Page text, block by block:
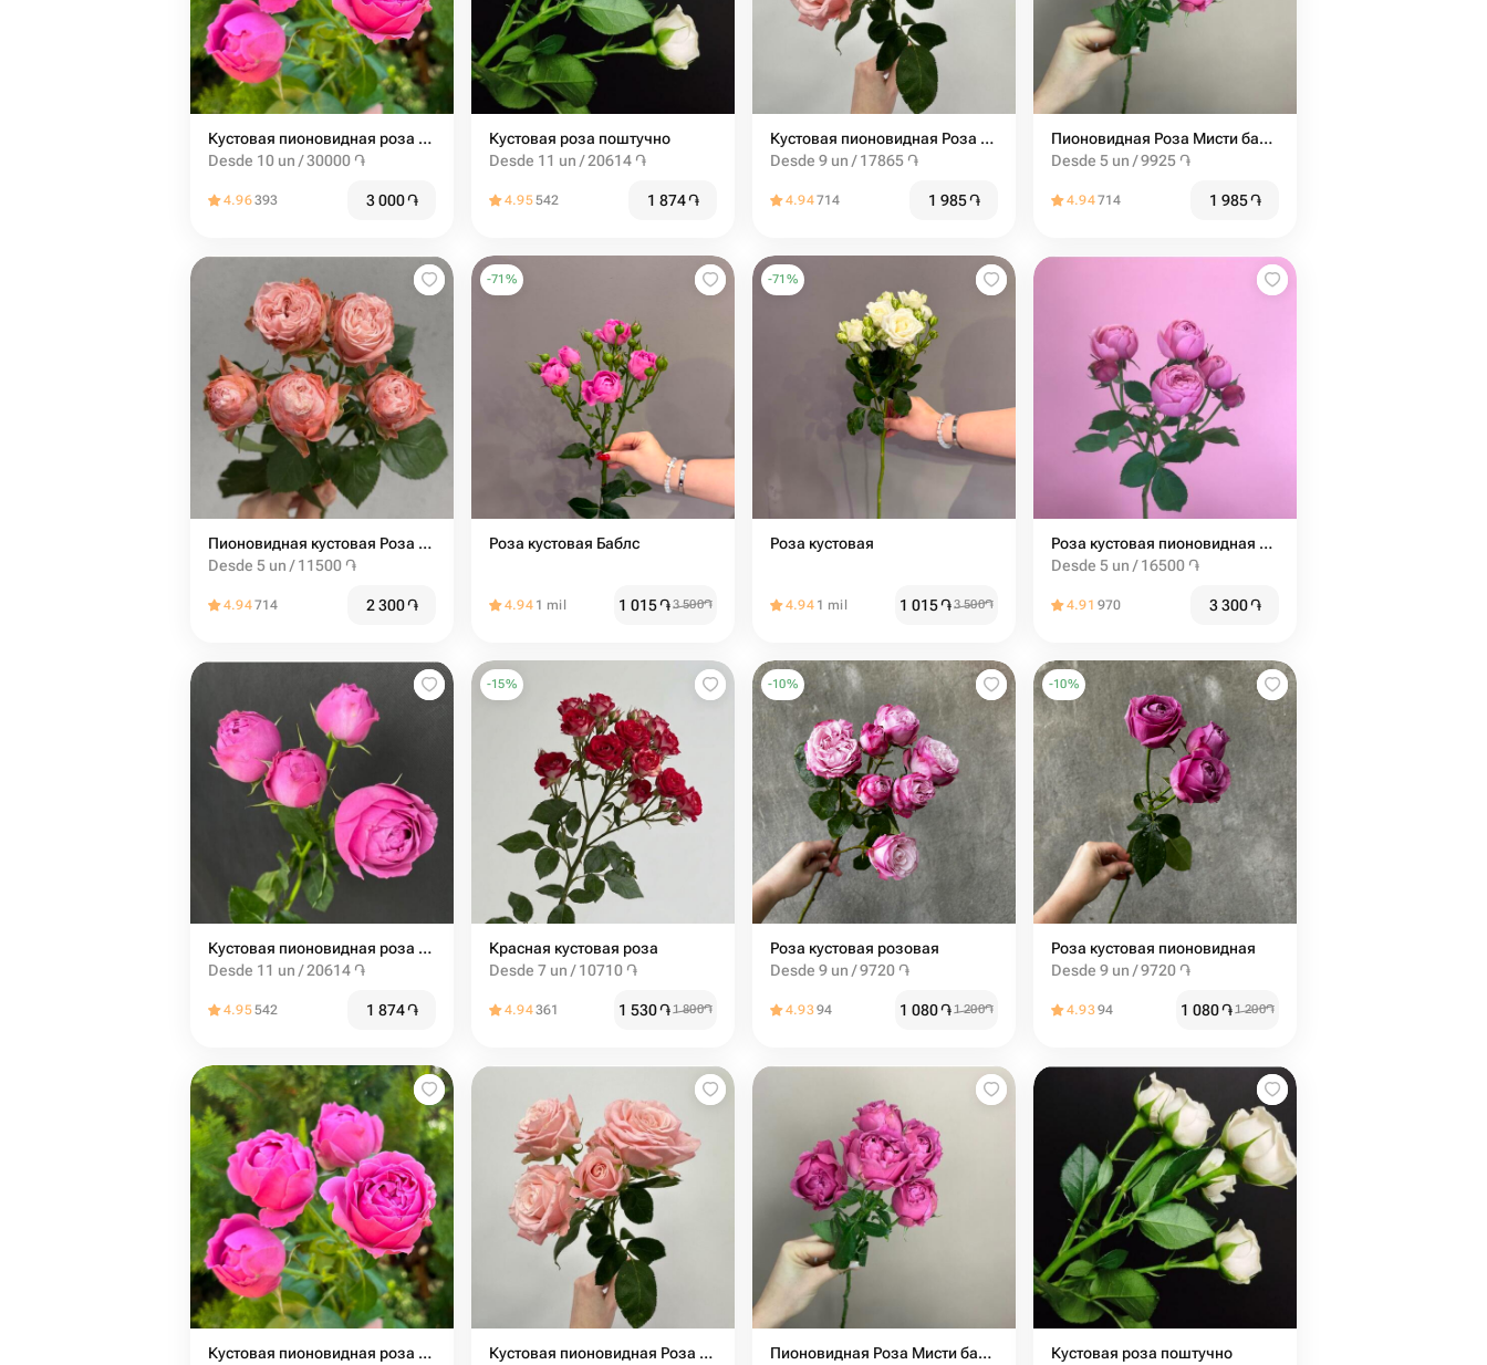
Кустовая пионовидная роза misty bubbles
Desde 10 un / 30000 ֏
4.96393 3 000֏
Кустовая роза поштучно
Desde 11 un / 20614 ֏
4.95542 1 874֏
Кустовая пионовидная Роза мадам бомбастик от 9шт
Desde 9 un / 17865 ֏
4.94714 1 985֏
Пионовидная Роза Мисти баблс от 5шт
Desde 5 un / 9925 ֏
4.94714 1 985֏
Пионовидная кустовая Роза Madam Bombastic штучно (от 5 шт)
Desde 5 un / 11500 ֏
4.94714 2 300֏
-71 %
Роза кустовая Баблс
4.94 1 mil 1 015֏3 500֏
-71 %
Роза кустовая
4.94 1 mil 1 015֏3 500֏
Роза кустовая пионовидная Сильва Пинк от 5шт
Desde 5 un / 16500 ֏
4.91 970 3 300֏
Кустовая пионовидная роза мисти баблс 60см
Desde 11 un / 20614 ֏
4.95542 1 874֏
-15%
Красная кустовая роза
Desde 7 un / 10710 ֏
4.94361 1 530֏1 800֏
-10%
Роза кустовая розовая
Desde 9 un / 9720 ֏
4.9394 1 080֏1 200֏
-10%
Роза кустовая пионовидная
Desde 9 un / 9720 ֏
4.9394 1 080֏1 200֏
Кустовая пионовидная роза misty bubbles
Кустовая пионовидная Роза мадам бомбастик от 9шт
Пионовидная Роза Мисти баблс от 5шт
Кустовая роза поштучно